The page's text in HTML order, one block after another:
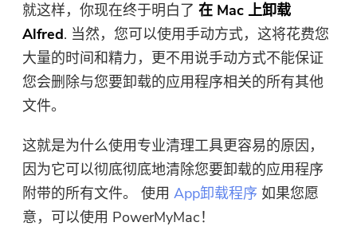
就这样，你现在终于明白了在 Mac 上卸载
Alfred. 当然，您可以使用手动方式，这将花费您
大量的时间和精力，更不用说手动方式不能保证
您会删除与您要卸载的应用程序相关的所有其他
文件。
这就是为什么使用专业清理工具更容易的原因，
因为它可以彻底彻底地清除您要卸载的应用程序
附带的所有文件。 使用App卸载程序 如果您愿
意，可以使用 PowerMyMac！